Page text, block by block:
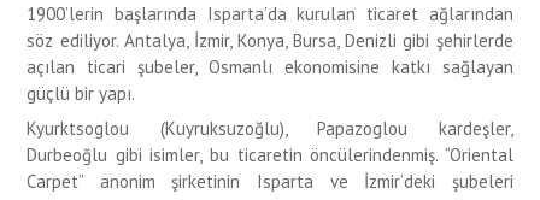
1900’lerin başlarında Isparta’da kurulan ticaret ağlarından
söz ediliyor. Antalya, İzmir, Konya, Bursa, Denizli gibi şehirlerde
açılan ticari şubeler, Osmanlı ekonomisine katkı sağlayan
güçlü bir yapı.
Kyurktsoglou (Kuyruksuzoğlu), Papazoglou kardeşler,
Durbeoğlu gibi isimler, bu ticaretin öncülerindenmiş. “Oriental
Carpet” anonim şirketinin Isparta ve İzmir’deki şubeleri